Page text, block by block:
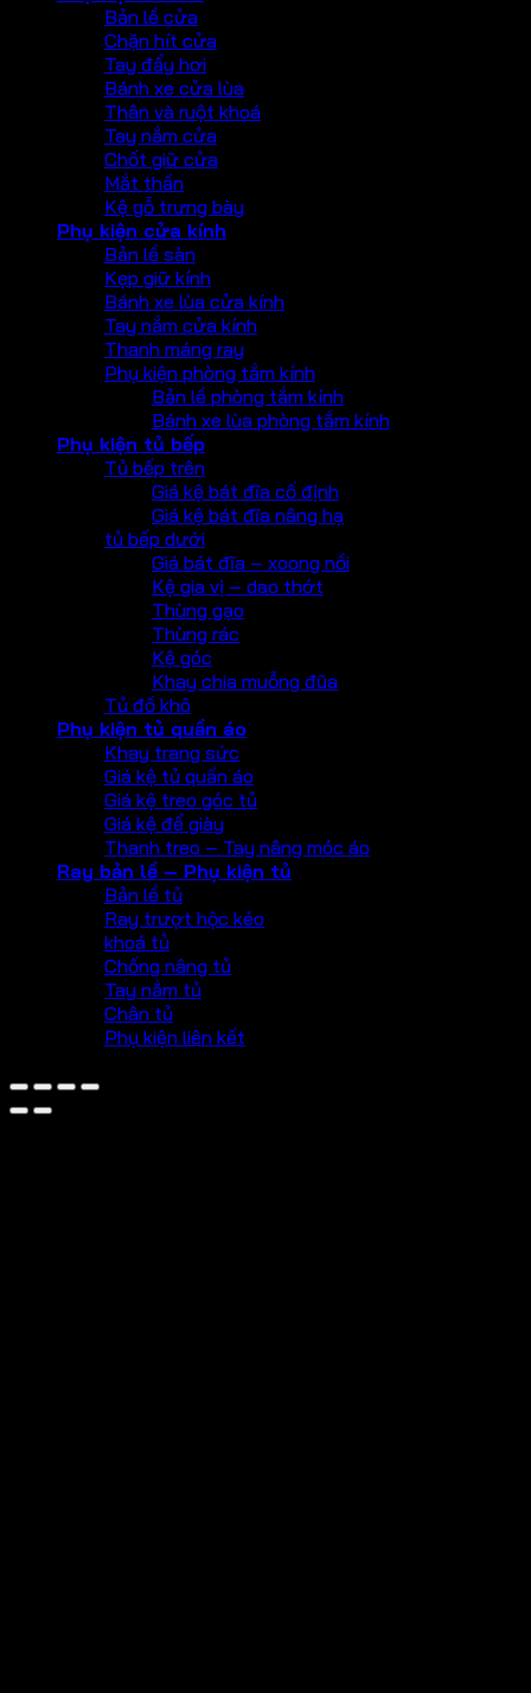
Bản lề cửa
Chặn hít cửa
Tay đẩy hơi
Bánh xe cửa lùa
Thân và ruột khoá
Tay nắm cửa
Chốt giữ cửa
Mắt thần
Kệ gỗ trưng bày
Phụ kiện cửa kính
Bản lề sàn
Kẹp giữ kính
Bánh xe lùa cửa kính
Tay nắm cửa kính
Thanh máng ray
Phụ kiện phòng tắm kính
Bản lề phòng tắm kính
Bánh xe lùa phòng tắm kính
Phụ kiện tủ bếp
Tủ bếp trên
Giá kệ bát đĩa cố định
Giá kệ bát đĩa nâng hạ
tủ bếp dưới
Giá bát đĩa – xoong nồi
Kệ gia vị – dao thớt
Thùng gạo
Thùng rác
Kệ góc
Khay chia muỗng đũa
Tủ đồ khô
Phụ kiện tủ quần áo
Khay trang sức
Giá kệ tủ quần áo
Giá kệ treo góc tủ
Giá kệ để giày
Thanh treo – Tay nâng móc áo
Ray bản lề – Phụ kiện tủ
Bản lề tủ
Ray trượt hộc kéo
khoá tủ
Chống nâng tủ
Tay nắm tủ
Chân tủ
Phụ kiện liên kết